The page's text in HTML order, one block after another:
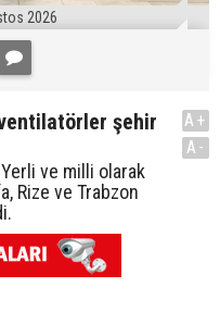
2026
şehir
ve milli olarak
Rize ve Trabzon
A+
A-